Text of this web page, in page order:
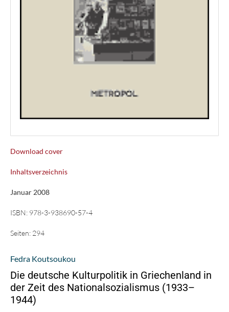
Download cover
Inhaltsverzeichnis
Januar 2008
ISBN: 978-3-938690-57-4
Seiten: 294
Fedra Koutsoukou
Die deutsche Kulturpolitik in Griechenland in
der Zeit des Nationalsozialismus (1933–
1944)